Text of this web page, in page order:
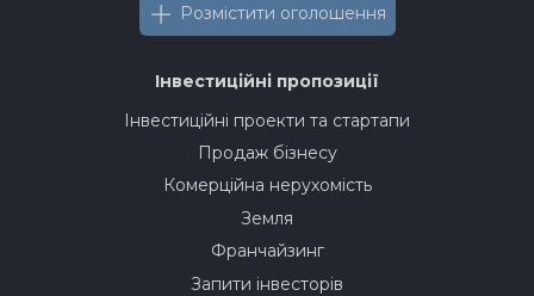
Розмістити оголошення
Інвестиційні пропозиції
Інвестиційні проекти та стартапи
Продаж бізнесу
Комерційна нерухомість
Земля
Франчайзинг
Запити інвесторів